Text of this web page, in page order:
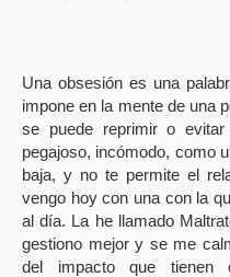
Una obsesión es una
impone en la mente de una
se puede reprimir o
pegajoso, incómodo, como
baja, y no te permite el
vengo hoy con una con la
al día. La he llamado
gestiono mejor y se me
del impacto que tienen